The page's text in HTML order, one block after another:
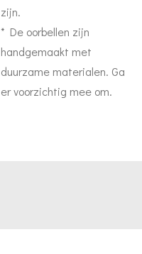
zijn.
* De oorbellen zijn
handgemaakt met
duurzame materialen. Ga
er voorzichtig mee om.